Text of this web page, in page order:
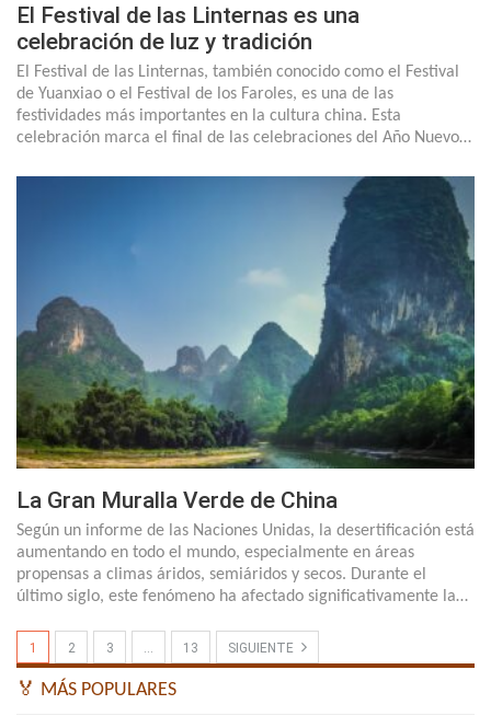
El Festival de las Linternas es una
celebración de luz y tradición
El Festival de las Linternas, también conocido como el Festival
de Yuanxiao o el Festival de los Faroles, es una de las
festividades más importantes en la cultura china. Esta
celebración marca el final de las celebraciones del Año Nuevo…
La Gran Muralla Verde de China
Según un informe de las Naciones Unidas, la desertificación está
aumentando en todo el mundo, especialmente en áreas
propensas a climas áridos, semiáridos y secos. Durante el
último siglo, este fenómeno ha afectado significativamente la…
1 2 3 … 13 SIGUIENTE
🏅 MÁS POPULARES